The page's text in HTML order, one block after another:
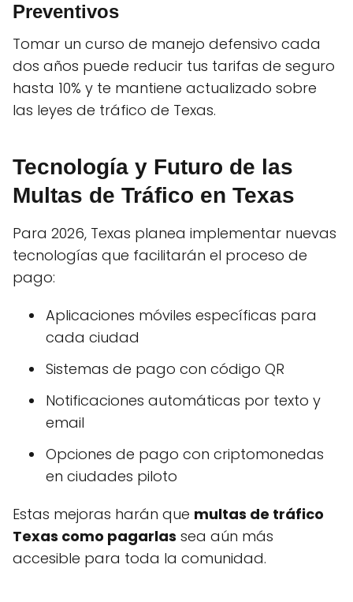
Preventivos
Tomar un curso de manejo defensivo cada
dos años puede reducir tus tarifas de seguro
hasta 10% y te mantiene actualizado sobre
las leyes de tráfico de Texas.
Tecnología y Futuro de las
Multas de Tráfico en Texas
Para 2026, Texas planea implementar nuevas
tecnologías que facilitarán el proceso de
pago:
Aplicaciones móviles específicas para
cada ciudad
Sistemas de pago con código QR
Notificaciones automáticas por texto y
email
Opciones de pago con criptomonedas
en ciudades piloto
Estas mejoras harán que multas de tráfico
Texas como pagarlas sea aún más
accesible para toda la comunidad.